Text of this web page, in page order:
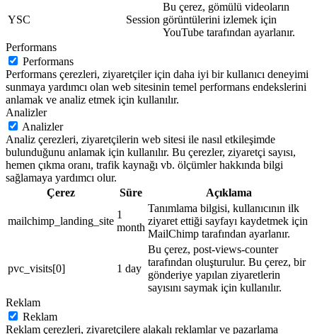
YSC Session
Bu çerez, gömülü videoların
görüntülerini izlemek için
YouTube tarafından ayarlanır.
Performans
Performans
Performans çerezleri, ziyaretçiler için daha iyi bir kullanıcı deneyimi
sunmaya yardımcı olan web sitesinin temel performans endekslerini
anlamak ve analiz etmek için kullanılır.
Analizler
Analizler
Analiz çerezleri, ziyaretçilerin web sitesi ile nasıl etkileşimde
bulunduğunu anlamak için kullanılır. Bu çerezler, ziyaretçi sayısı,
hemen çıkma oranı, trafik kaynağı vb. ölçümler hakkında bilgi
sağlamaya yardımcı olur.
Çerez
Süre Açıklama
mailchimp_landing_site
1
month
Tanımlama bilgisi, kullanıcının ilk
ziyaret ettiği sayfayı kaydetmek için
MailChimp tarafından ayarlanır.
pvc_visits[0] 1 day
Bu çerez, post-views-counter
tarafından oluşturulur. Bu çerez, bir
gönderiye yapılan ziyaretlerin
sayısını saymak için kullanılır.
Reklam
Reklam
Reklam çerezleri, ziyaretçilere alakalı reklamlar ve pazarlama